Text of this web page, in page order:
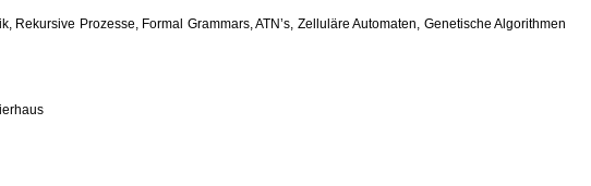
Prozesse, Formal Grammars, ATN’s, Zelluläre Automaten, Genetische Algorithmen